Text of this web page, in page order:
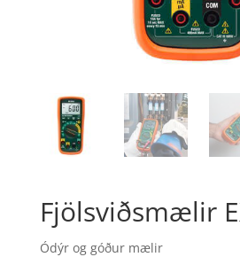
Fjölsviðsmælir
Ódýr og góður mælir